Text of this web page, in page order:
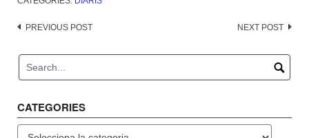
Post
PREVIOUS POST NEXT POST
CATEGORIES